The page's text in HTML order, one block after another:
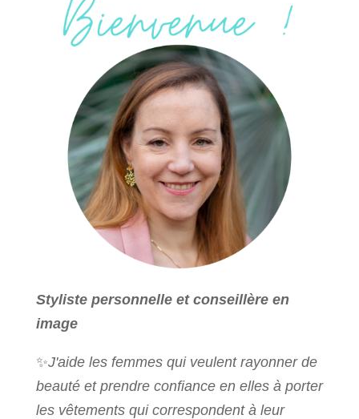
Styliste personnelle et conseillère en
image
✨J'aide les femmes qui veulent rayonner de
beauté et prendre confiance en elles à porter
les vêtements qui correspondent à leur